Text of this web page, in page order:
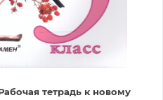
тетрадь к новому